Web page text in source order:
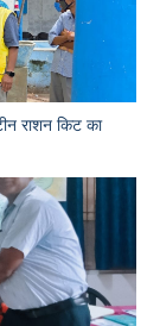
राशन किट का